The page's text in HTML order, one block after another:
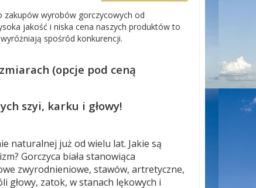
zakupów wyrobów gorczycowych od
jakość i niska cena naszych produktów to
spośród konkurencji.
(opcje pod ceną
szyi, karku i głowy!
naturalnej już od wielu lat. Jakie są
Gorczyca biała stanowiąca
zwyrodnieniowe, stawów, artretyczne,
głowy, zatok, w stanach lękowych i